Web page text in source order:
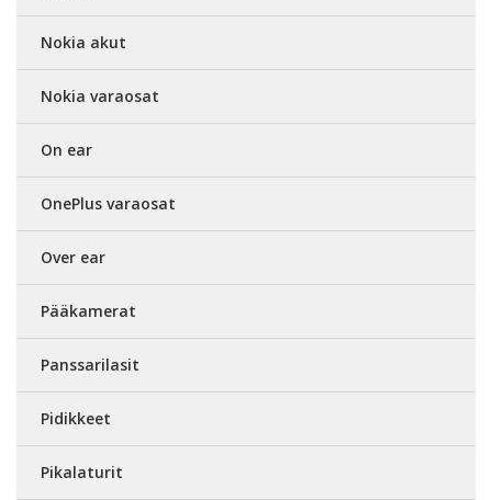
Nokia akut
Nokia varaosat
On ear
OnePlus varaosat
Over ear
Pääkamerat
Panssarilasit
Pidikkeet
Pikalaturit